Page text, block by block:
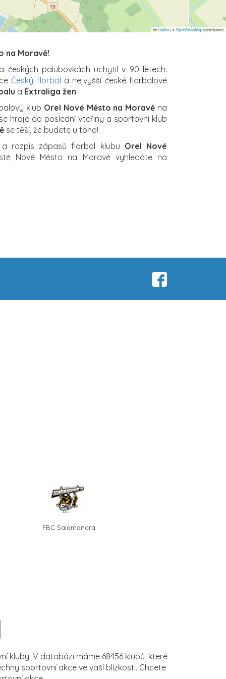
Leaflet|©OpenStreetMapcontributors
na Moravě!
českých palubovkách uchytil v 90 letech.
Český florbal a nejvyšší české florbalové
a Extraliga žen.
klub Orel Nové Město na Moravě na
hraje do poslední vteřiny a sportovní klub
se těší, že budete u toho!
rozpis zápasů florbal klubu Orel Nové
Nové Město na Moravě vyhledáte na
FBC Salamandra
kluby. V databázi máme 68456 klubů, které
sportovní akce ve vaší blízkosti. Chcete